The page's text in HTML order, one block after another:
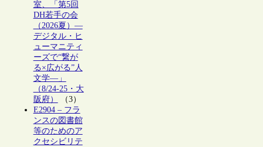
室、「第5回
DH若手の会
（2026夏）―
デジタル・ヒ
ューマニティ
ーズで“繋が
る×広がる”人
文学―」
（8/24-25・大
阪府）
（3）
E2904 – フラ
ンスの図書館
等のためのア
クセシビリテ